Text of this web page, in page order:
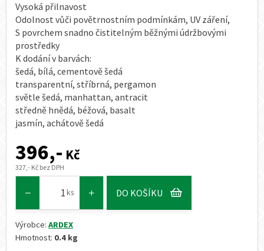
Vysoká přilnavost
Odolnost vůči povětrnostním podmínkám, UV záření,
S povrchem snadno čistitelným běžnými údržbovými
prostředky
K dodání v barvách:
šedá, bílá, cementově šedá
transparentní, stříbrná, pergamon
světle šedá, manhattan, antracit
středně hnědá, béžová, basalt
jasmín, achátově šedá
396,- Kč
327,- Kč bez DPH
ks DO KOŠÍKU
Výrobce: ARDEX
Hmotnost: 0.4 kg